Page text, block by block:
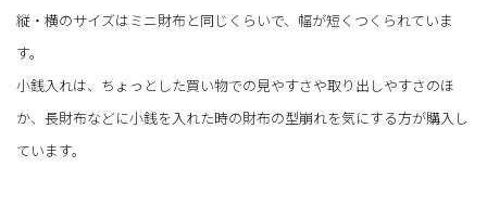
縦・横のサイズはミニ財布と同じくらいで、幅が短くつくられていま
す。
小銭入れは、ちょっとした買い物での見やすさや取り出しやすさのほ
か、長財布などに小銭を入れた時の財布の型崩れを気にする方が購入し
ています。